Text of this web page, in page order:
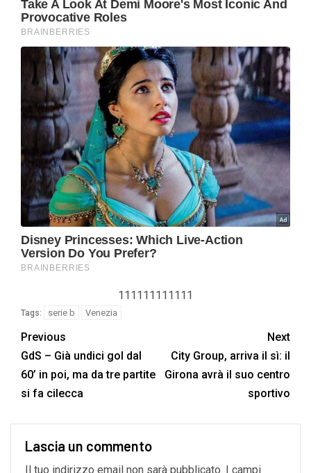
111111111111
Tags: serie b Venezia
Previous
GdS – Già undici gol dal
60’ in poi, ma da tre partite
si fa cilecca
Next
City Group, arriva il sì: il
Girona avrà il suo centro
sportivo
Lascia un commento
Il tuo indirizzo email non sarà pubblicato. I campi